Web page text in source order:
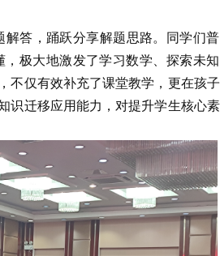
答，踊跃分享解题思路。同学们普
极大地激发了学习数学、探索未
不仅有效补充了课堂教学，更在孩
识迁移应用能力，对提升学生核心